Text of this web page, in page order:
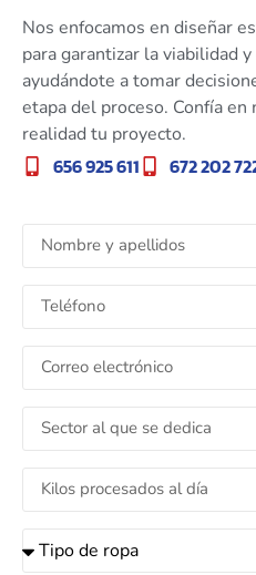
Nos enfocamos en diseñar
para garantizar la viabilidad
ayudándote a tomar
etapa del proceso. Confía en
realidad tu proyecto.
656 925 611 672 202